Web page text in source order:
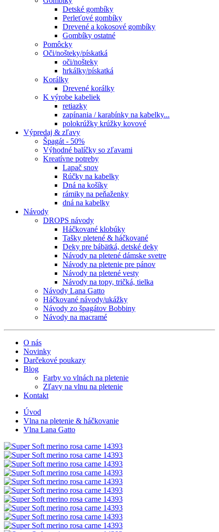
Detské gombíky
Perleťové gombíky
Drevené a kokosové gombíky
Gombíky ostatné
Pomôcky
Oči/nošteky/pískatká
oči/nošteky
hrkálky/pískatká
Korálky
Drevené korálky
K výrobe kabeliek
retiazky
zapínania / karabínky na kabelky...
polokrúžky krúžky kovové
Výpredaj & zľavy
Špagát - 50%
Výhodné balíčky so zľavami
Kreatívne potreby
Lapač snov
Rúčky na kabelky
Dná na košíky
rámiky na peňaženky
dná na kabelky
Návody
DROPS návody
Háčkované klobúky
Tašky pletené & háčkované
Deky pre bábätká, detské deky
Návody na pletené dámske svetre
Návody na pletenie pre pánov
Návody na pletené vesty
Návody na topy, tričká, tielka
Návody Lana Gatto
Háčkované návody/ukážky
Návody zo špagátov Bobbiny
Návody na macramé
O nás
Novinky
Darčekové poukazy
Blog
Farby vo vlnách na pletenie
Zľavy na vlnu na pletenie
Kontakt
Úvod
Vlna na pletenie & háčkovanie
Vlna Lana Gatto